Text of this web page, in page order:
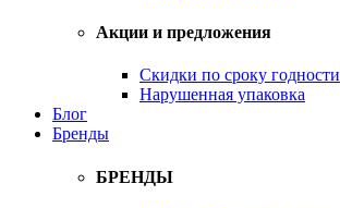
Акции и предложения
Скидки по сроку годности
Нарушенная упаковка
Блог
Бренды
БРЕНДЫ